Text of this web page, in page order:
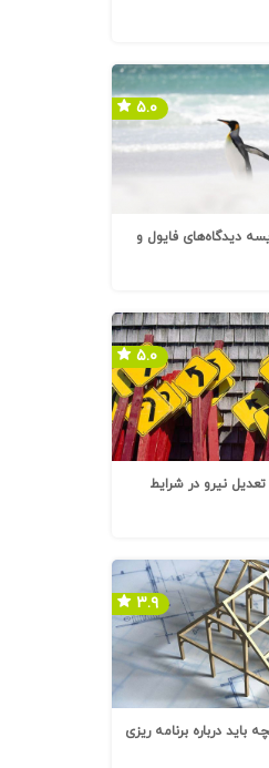
دیدگاه‌های فایول و
۵.۰
نیرو در شرایط
۵.۰
درباره برنامه ریزی
۳.۹